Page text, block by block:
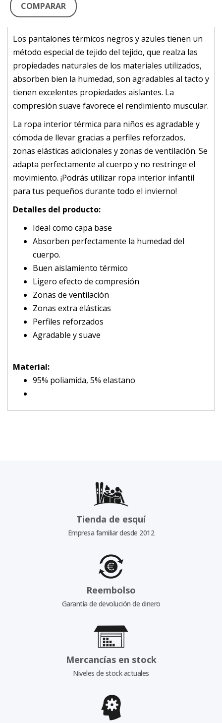
COMPARAR
Los pantalones térmicos negros y azules tienen un
método especial de tejido del tejido, que realza las
propiedades naturales de los materiales utilizados,
absorben bien la humedad, son agradables al tacto y
tienen excelentes propiedades aislantes. La
compresión suave favorece el rendimiento muscular.
La ropa interior térmica para niños es agradable y
cómoda de llevar gracias a perfiles reforzados,
zonas elásticas adicionales y zonas de ventilación. Se
adapta perfectamente al cuerpo y no restringe el
movimiento. ¡Podrás utilizar ropa interior infantil
para tus pequeños durante todo el invierno!
Detalles del producto:
Ideal como capa base
Absorben perfectamente la humedad del
cuerpo.
Buen aislamiento térmico
Ligero efecto de compresión
Zonas de ventilación
Zonas extra elásticas
Perfiles reforzados
Agradable y suave
Material:
95% poliamida, 5% elastano
Tienda de esquí
Empresa familiar desde 2012
Reembolso
Garantía de devolución de dinero
Mercancías en stock
Niveles de stock actuales